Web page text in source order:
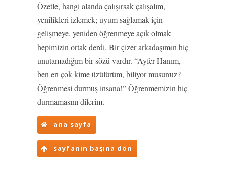
Özetle, hangi alanda çalışırsak çalışalım,
yenilikleri izlemek; uyum sağlamak için
gelişmeye, yeniden öğrenmeye açık olmak
hepimizin ortak derdi. Bir çizer arkadaşımın hiç
unutamadığım bir sözü vardır. “Ayfer Hanım,
ben en çok kime üzülürüm, biliyor musunuz?
Öğrenmesi durmuş insana!” Öğrenmemizin hiç
durmamasını dilerim.
ana sayfa
sayfanın başına dön